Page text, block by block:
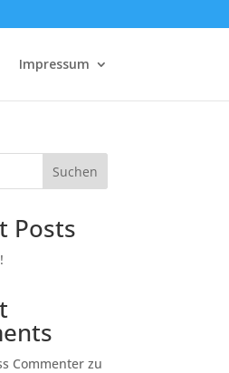
Impressum
Suchen
Posts
Commenter zu